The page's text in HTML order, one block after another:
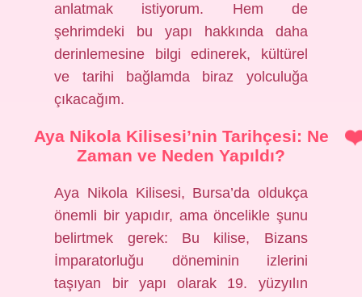
anlatmak istiyorum. Hem de
şehrimdeki bu yapı hakkında daha
derinlemesine bilgi edinerek, kültürel
ve tarihi bağlamda biraz yolculuğa
çıkacağım.
Aya Nikola Kilisesi’nin Tarihçesi: Ne
Zaman ve Neden Yapıldı?
Aya Nikola Kilisesi, Bursa’da oldukça
önemli bir yapıdır, ama öncelikle şunu
belirtmek gerek: Bu kilise, Bizans
İmparatorluğu döneminin izlerini
taşıyan bir yapı olarak 19. yüzyılın